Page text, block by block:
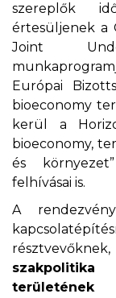
szereplők
értesüljenek a
Joint
Európai
bioeconomy
kerül a
bioeconomy,
és
felhívásai is.
A
résztvevőknek,